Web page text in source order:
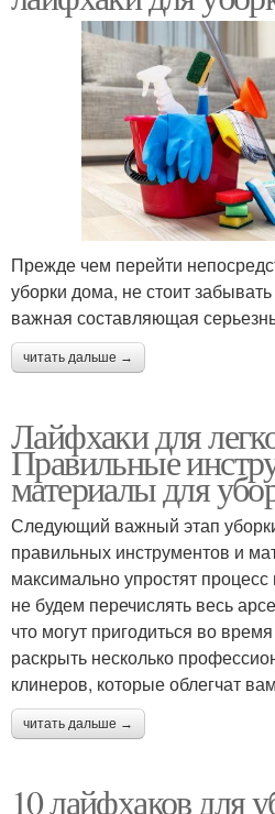
Прежде чем перейти
уборки дома, не стоит
важная составляющая
читать дальше →
Лайфхаки для
Правильные
материалы для
Следующий важный этап
правильных инструментов и
максимально упростят
не будем перечислять весь
что могут пригодиться во
раскрыть несколько
клинеров, которые облегчат
читать дальше →
10 лайфхаков для